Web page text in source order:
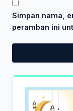
Simpan nama,
peramban ini